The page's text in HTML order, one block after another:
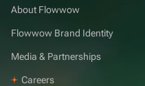
About Flowwow
Flowwow Brand Identity
Media & Partnerships
Careers